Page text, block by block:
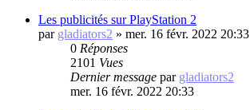
Les publicités sur PlayStation 2
par gladiators2 » mer. 16 févr. 2022 20:33
0 Réponses
2101 Vues
Dernier message par gladiators2
mer. 16 févr. 2022 20:33